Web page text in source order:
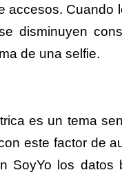
accesos. Cuando
disminuyen
de una selfie.
es un tema
este factor de
SoyYo los datos